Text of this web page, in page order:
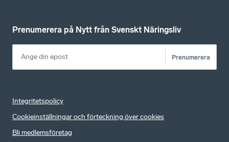
Prenumerera på Nytt från Svenskt Näringsliv
Prenumerera
Integritetspolicy
Cookieinställningar och förteckning över cookies
Bli medlemsföretag